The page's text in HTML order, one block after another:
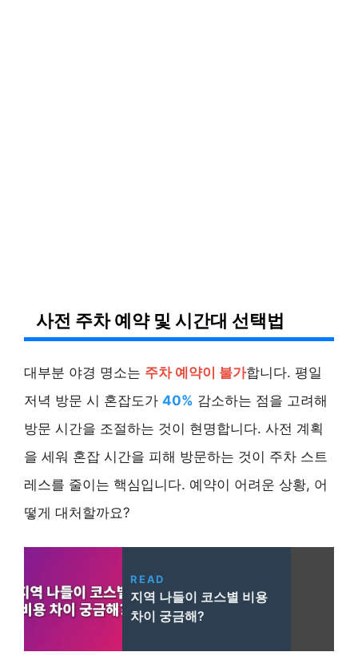
사전 주차 예약 및 시간대 선택법
대부분 야경 명소는 주차 예약이 불가합니다. 평일
저녁 방문 시 혼잡도가 40% 감소하는 점을 고려해
방문 시간을 조절하는 것이 현명합니다. 사전 계획
을 세워 혼잡 시간을 피해 방문하는 것이 주차 스트
레스를 줄이는 핵심입니다. 예약이 어려운 상황, 어
떻게 대처할까요?
READ
지역 나들이 코스별 비용
차이 궁금해?